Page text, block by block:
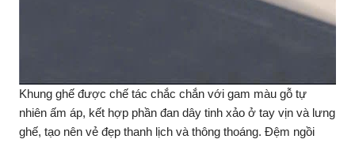
Khung ghế được chế tác chắc chắn với gam màu gỗ tự
nhiên ấm áp, kết hợp phần đan dây tinh xảo ở tay vịn và lưng
ghế, tạo nên vẻ đẹp thanh lịch và thông thoáng. Đệm ngồi